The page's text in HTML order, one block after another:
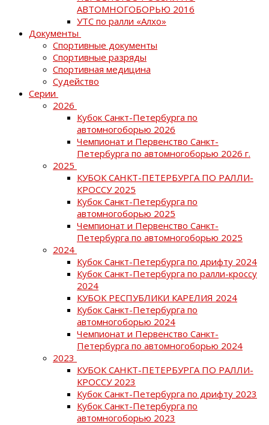
АВТОМНОГОБОРЬЮ 2016
УТС по ралли «Алхо»
Документы
Спортивные документы
Спортивные разряды
Спортивная медицина
Судейство
Серии
2026
Кубок Санкт-Петербурга по
автомногоборью 2026
Чемпионат и Первенство Санкт-
Петербурга по автомногоборью 2026 г.
2025
КУБОК САНКТ-ПЕТЕРБУРГА ПО РАЛЛИ-
КРОССУ 2025
Кубок Санкт-Петербурга по
автомногоборью 2025
Чемпионат и Первенство Санкт-
Петербурга по автомногоборью 2025
2024
Кубок Санкт-Петербурга по дрифту 2024
Кубок Санкт-Петербурга по ралли-кроссу
2024
КУБОК РЕСПУБЛИКИ КАРЕЛИЯ 2024
Кубок Санкт-Петербурга по
автомногоборью 2024
Чемпионат и Первенство Санкт-
Петербурга по автомногоборью 2024
2023
КУБОК САНКТ-ПЕТЕРБУРГА ПО РАЛЛИ-
КРОССУ 2023
Кубок Санкт-Петербурга по дрифту 2023
Кубок Санкт-Петербурга по
автомногоборью 2023